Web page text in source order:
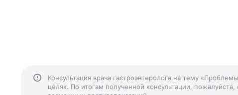
Консультация врача гастроэнтеролога на тему
целях. По итогам полученной консультации,